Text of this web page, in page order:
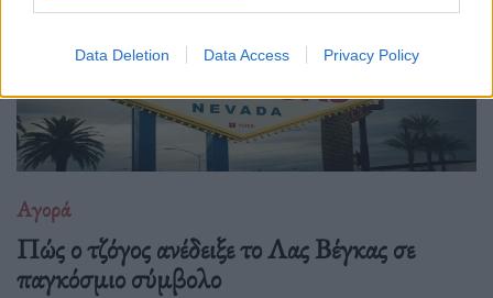
Data Deletion Data Access Privacy Policy
Αγορά
Πώς ο τζόγος ανέδειξε το Λας Βέγκας σε
παγκόσμιο σύμβολο